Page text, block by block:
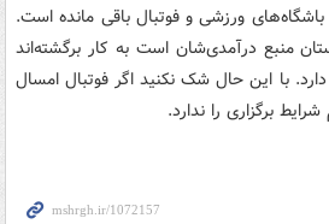
ورزشی و فوتبال باقی مانده است.
منبع درآمدی‌شان است به کار برگشته‌اند
با این حال شک نکنید اگر فوتبال امسال
برگزاری را ندارد.